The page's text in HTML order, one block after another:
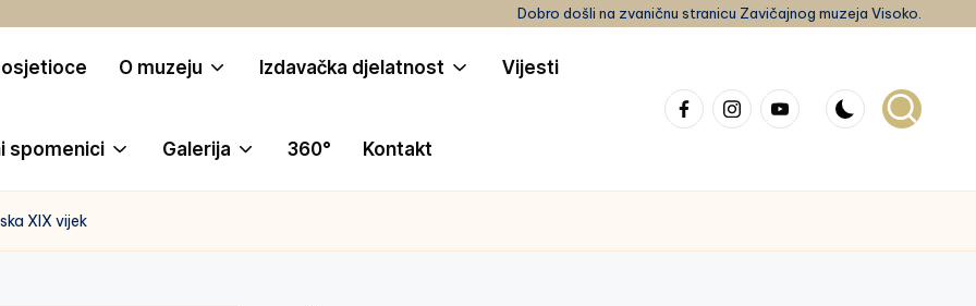
Dobro došli na zvaničnu stranicu Zavičajnog muzeja Visoko.
O muzeju Izdavačka djelatnost Vijesti
spomenici Galerija 360° Kontakt
FacebookInstagram
youtube
XIX vijek